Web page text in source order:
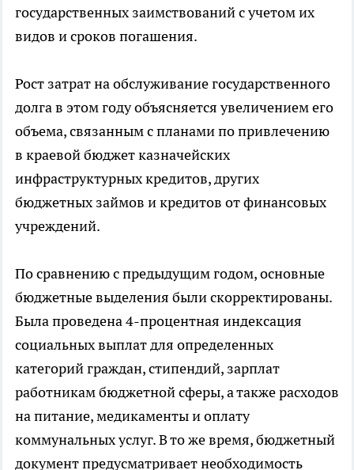
государственных заимствований с учетом их
видов и сроков погашения.
Рост затрат на обслуживание государственного
долга в этом году объясняется увеличением его
объема, связанным с планами по привлечению
в краевой бюджет казначейских
инфраструктурных кредитов, других
бюджетных займов и кредитов от финансовых
учреждений.
По сравнению с предыдущим годом, основные
бюджетные выделения были скорректированы.
Была проведена 4-процентная индексация
социальных выплат для определенных
категорий граждан, стипендий, зарплат
работникам бюджетной сферы, а также расходов
на питание, медикаменты и оплату
коммунальных услуг. В то же время, бюджетный
документ предусматривает необходимость